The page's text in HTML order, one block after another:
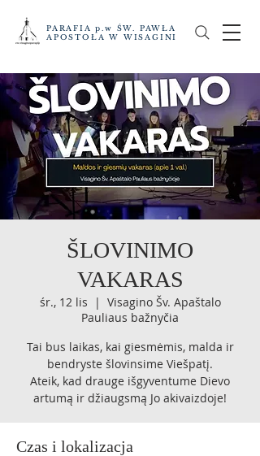
PARAFIA p.w ŚW. PAWŁA
APOSTOŁA W WISAGINI
ŠLOVINIMO
VAKARAS
śr., 12 lis
  |
Visagino Šv. Apaštalo
Pauliaus bažnyčia
Tai bus laikas, kai giesmėmis, malda ir
bendryste šlovinsime Viešpatį.
Ateik, kad drauge išgyventume Dievo
artumą ir džiaugsmą Jo akivaizdoje!
Czas i lokalizacja